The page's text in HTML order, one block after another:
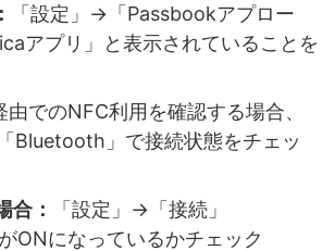
「設定」→「Passbookアプロー
アプリ」と表示されていることを
でのNFC利用を確認する場合、
Bluetooth」で接続状態をチェッ
合：
「設定」→「接続」
ONになっているかチェック